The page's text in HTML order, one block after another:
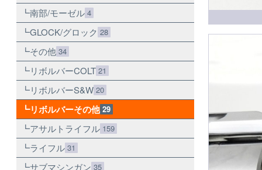
南部/モーゼル 4
GLOCK/グロック 28
その他 34
リボルバーCOLT 21
リボルバーS&W 20
リボルバーその他 29
アサルトライフル 159
ライフル 31
サブマシンガン 35